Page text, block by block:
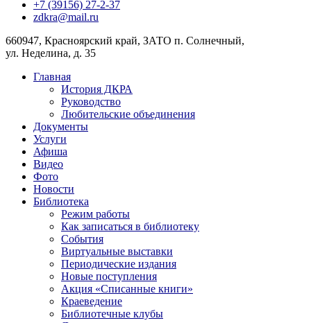
+7 (39156) 27-2-37
zdkra@mail.ru
660947, Красноярский край, ЗАТО п. Солнечный,
ул. Неделина, д. 35
Главная
История ДКРА
Руководство
Любительские объединения
Документы
Услуги
Афиша
Видео
Фото
Новости
Библиотека
Режим работы
Как записаться в библиотеку
События
Виртуальные выставки
Периодические издания
Новые поступления
Акция «Списанные книги»
Краеведение
Библиотечные клубы